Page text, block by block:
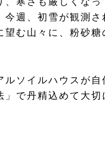
今週、初雪が観測さ
望む山々に、粉砂
ルソイルハウスが
」で丹精込めて大